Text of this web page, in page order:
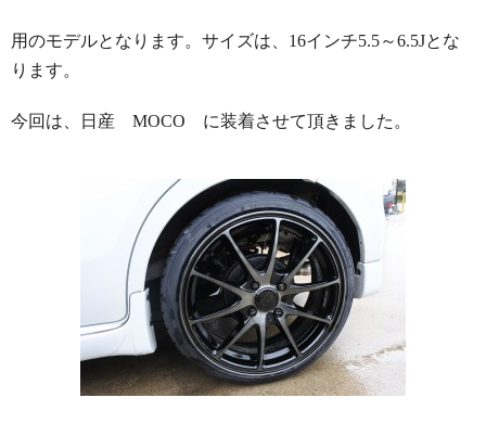
用のモデルとなります。サイズは、16インチ5.5～6.5Jとな
ります。
今回は、日産 MOCO に装着させて頂きました。